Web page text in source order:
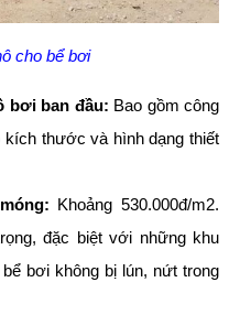
cho bể bơi
bơi ban đầu: Bao gồm công
kích thước và hình dạng thiết
Khoảng 530.000đ/m2.
đặc biệt với những khu
bơi không bị lún, nứt trong